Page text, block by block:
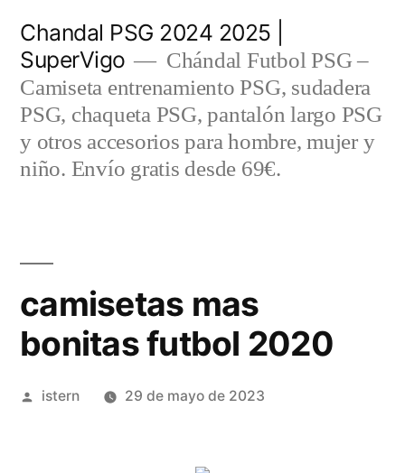
contenido
Chandal PSG 2024 2025 |
SuperVigo
Chándal Futbol PSG –
Camiseta entrenamiento PSG, sudadera
PSG, chaqueta PSG, pantalón largo PSG
y otros accesorios para hombre, mujer y
niño. Envío gratis desde 69€.
camisetas mas
bonitas futbol 2020
Publicado
istern 29 de mayo de 2023